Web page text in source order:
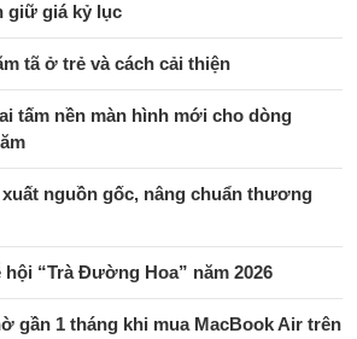
giữ giá kỷ lục
tã ở trẻ và cách cải thiện
tấm nền màn hình mới cho dòng
nguồn gốc, nâng chuẩn thương
hội “Trà Đường Hoa” năm 2026
gần 1 tháng khi mua MacBook Air trên